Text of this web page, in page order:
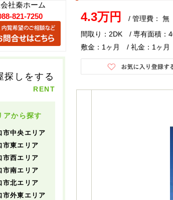
4.3万円
/ 管理費： 無
間取り：2DK / 専有面積：
敷金：1ヶ月 / 礼金：1ヶ
社秦ホーム
821-7250
探しをする
RENT
アから探す
市中央エリア
市東エリア
市西エリア
市南エリア
市北エリア
市外東エリア